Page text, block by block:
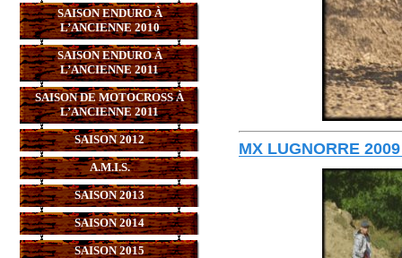
SAISON ENDURO À
L’ANCIENNE 2010
SAISON ENDURO À
L’ANCIENNE 2011
SAISON DE MOTOCROSS À
L’ANCIENNE 2011
SAISON 2012
A.M.I.S.
SAISON 2013
SAISON 2014
SAISON 2015
MX LUGNORRE 2009